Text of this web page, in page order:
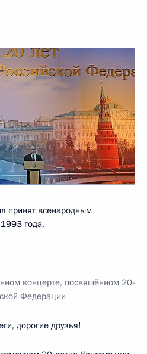
принят всенародным
года.
концерте, посвящённом 20-
Федерации
дорогие друзья!